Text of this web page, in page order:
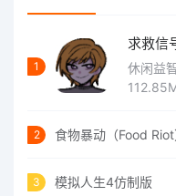
1
求救信
休闲益
2 食物暴动（Food
3 模拟人生4仿制版